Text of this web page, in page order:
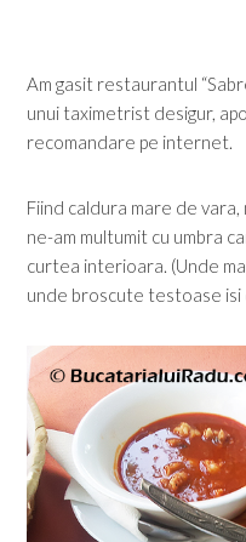
Am gasit restaurantul
unui taximetrist desigur,
recomandare pe internet.
Fiind caldura mare de
ne-am multumit cu umbra
curtea interioara. (Unde
unde broscute testoase isi